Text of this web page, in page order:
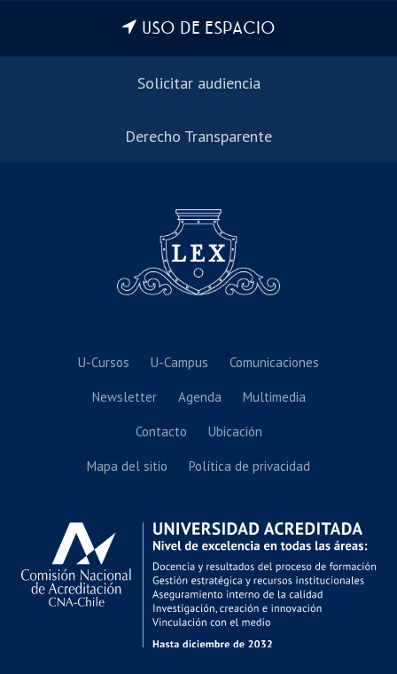
USO DE ESPACIO
Solicitar audiencia
Derecho Transparente
U-Cursos U-Campus Comunicaciones
Newsletter Agenda Multimedia
Contacto Ubicación
Mapa del sitio Política de privacidad